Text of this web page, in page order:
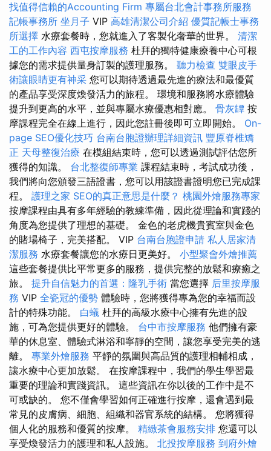
找值得信賴的Accounting Firm 專屬台北會計事務所服務
記帳事務所 坐月子 VIP 高雄清潔公司介紹 優質記帳士事務
所選擇 水療套餐時，您就進入了客製化奢華的世界。 清潔
工的工作內容 西屯按摩服務 杜拜的獨特健康療養中心可根
據您的需求提供量身訂製的護理服務。 聽力檢查 雙眼皮手
術讓眼睛更有神采 您可以期待透過最先進的療法和最優質
的產品享受深度煥發活力的旅程。 環境和服務將水療體驗
提升到更高的水平，並與專屬水療優惠相對應。 骨灰罈 按
摩課程完全在線上進行，因此您註冊後即可立即開始。 On-
page SEO優化技巧 台南台胞證辦理詳細資訊 豐原脊椎矯
正 天母整復治療 在模組結束時，您可以透過測試評估您所
獲得的知識。 台北整復師專業 課程結束時，考試成功後，
我們將向您頒發三語證書，您可以用該證書證明您已完成課
程。 護理之家 SEO的真正意思是什麼？ 桃園外燴服務專家
按摩課程由具有多年經驗的教練準備，因此從理論和實踐的
角度為您提供了理想的基礎。 金色的老虎機貴賓室與金色
的賭場椅子，完美搭配。 VIP 台南台胞證申請 私人居家清
潔服務 水療套餐讓您的水療日更美好。 小型聚會外燴推薦
這些套餐提供比平常更多的服務，提供完整的放鬆和療癒之
旅。 提升自信魅力的首選：隆乳手術 當您選擇 后里按摩服
務 VIP 全瓷冠的優勢 體驗時，您將獲得專為您的幸福而設
計的特殊功能。 白蟻 杜拜的高級水療中心擁有先進的設
施，可為您提供更好的體驗。 台中市按摩服務 他們擁有豪
華的休息室、體驗式淋浴和寧靜的空間，讓您享受完美的逃
離。 專業外燴服務 平靜的氛圍與高品質的護理相輔相成，
讓水療中心更加放鬆。 在按摩課程中，我們的學生學習最
重要的理論和實踐資訊。 這些資訊在你以後的工作中是不
可或缺的。 您不僅會學習如何正確進行按摩，還會遇到最
常見的皮膚病、細胞、組織和器官系統的結構。 您將獲得
個人化的服務和優質的按摩。 精緻茶會服務安排 您還可以
享受煥發活力的護理和私人設施。 北投按摩服務 到府外燴